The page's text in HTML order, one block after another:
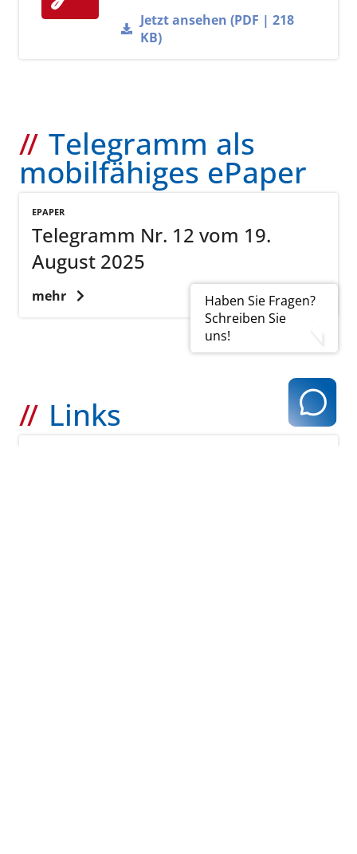
Haben Sie Fragen?
Schreiben Sie
uns!
Jetzt ansehen (PDF | 218
KB)
Telegramm als
mobilfähiges ePaper
EPAPER
Telegramm Nr. 12 vom 19.
August 2025
mehr
Links